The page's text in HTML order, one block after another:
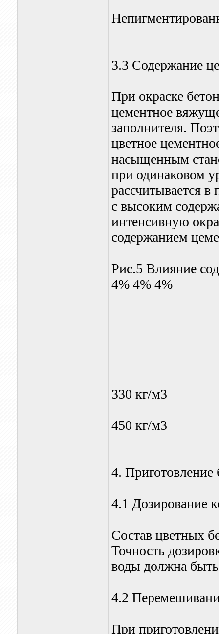
3.3 Содержание
При окраске
цементное
заполнителя.
цветное
насыщенным
при одинаковом
рассчитывается в
с высоким
интенсивную
содержанием
Рис.5 Влияние
4% 4% 4%
330 кг/м3
450 кг/м3
4. Приготовление
4.1 Дозирование
Состав цветных
Точность
воды должна
4.2
При